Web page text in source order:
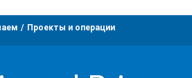
Проекты и операции